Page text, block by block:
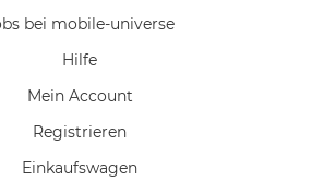
bei mobile-universe
Hilfe
Mein Account
Registrieren
Einkaufswagen